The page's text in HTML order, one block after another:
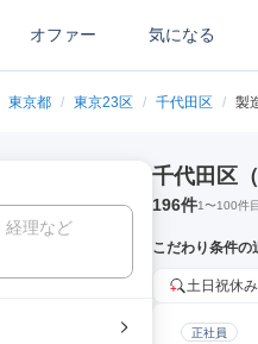
オファー 気になる
東京都 / 東京23区 / 千代田区 / 製
千代田区
196件1〜100件
こだわり条件の
土日祝休み
正社員